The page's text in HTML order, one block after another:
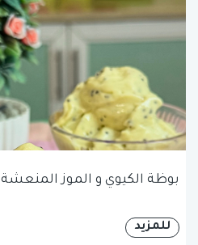
بوظة الكيوي و الموز المنعشة
للمزيد